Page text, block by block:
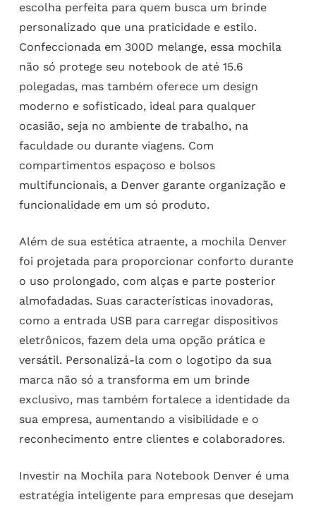
escolha perfeita para quem busca um brinde
personalizado que una praticidade e estilo.
Confeccionada em 300D melange, essa mochila
não só protege seu notebook de até 15.6
polegadas, mas também oferece um design
moderno e sofisticado, ideal para qualquer
ocasião, seja no ambiente de trabalho, na
faculdade ou durante viagens. Com
compartimentos espaçoso e bolsos
multifuncionais, a Denver garante organização e
funcionalidade em um só produto.
Além de sua estética atraente, a mochila Denver
foi projetada para proporcionar conforto durante
o uso prolongado, com alças e parte posterior
almofadadas. Suas características inovadoras,
como a entrada USB para carregar dispositivos
eletrônicos, fazem dela uma opção prática e
versátil. Personalizá-la com o logotipo da sua
marca não só a transforma em um brinde
exclusivo, mas também fortalece a identidade da
sua empresa, aumentando a visibilidade e o
reconhecimento entre clientes e colaboradores.
Investir na Mochila para Notebook Denver é uma
estratégia inteligente para empresas que desejam